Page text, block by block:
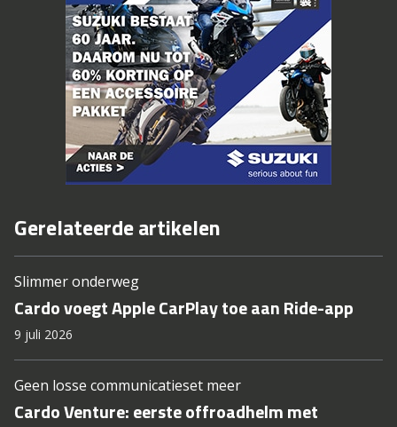
Gerelateerde artikelen
Slimmer onderweg
Cardo voegt Apple CarPlay toe aan Ride-app
9 juli 2026
Geen losse communicatieset meer
Cardo Venture: eerste offroadhelm met